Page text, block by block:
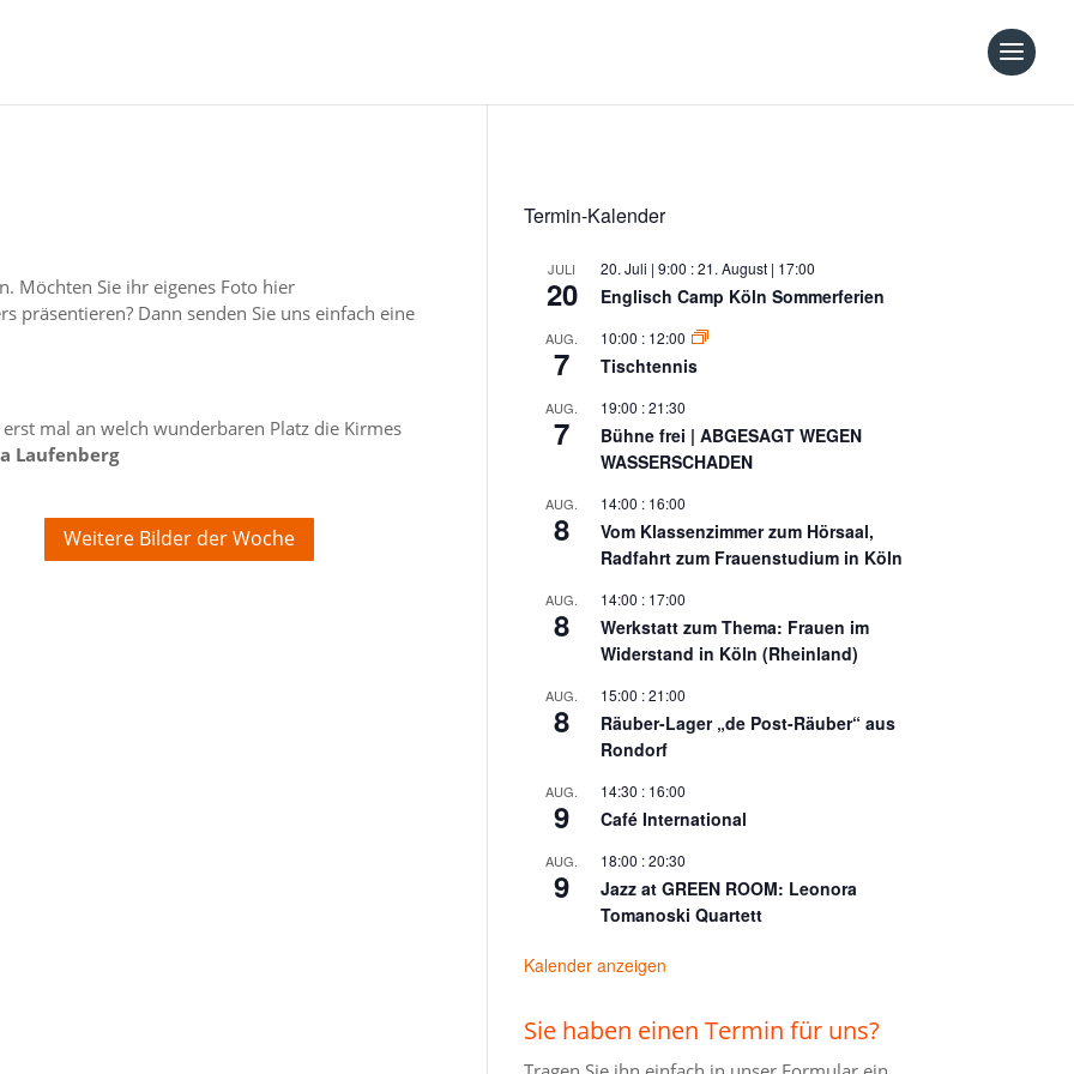
Möchten Sie ihr eigenes Foto hier
präsentieren? Dann senden Sie uns einfach eine
mal an welch wunderbaren Platz die Kirmes
Laufenberg
Weitere Bilder der Woche
Termin-Kalender
JULI
20
20. Juli | 9:00 :21. August | 17:00
Englisch Camp Köln Sommerferien
AUG.
7
10:00 : 12:00
Tischtennis
AUG.
7
19:00 :21:30
Bühne frei | ABGESAGT WEGEN
WASSERSCHADEN
AUG.
8
14:00 : 16:00
Vom Klassenzimmer zum Hörsaal,
Radfahrt zum Frauenstudium in Köln
AUG.
8
14:00 : 17:00
Werkstatt zum Thema: Frauen im
Widerstand in Köln (Rheinland)
AUG.
8
15:00 :21:00
Räuber-Lager „de Post-Räuber“ aus
Rondorf
AUG.
9
14:30 : 16:00
Café International
AUG.
9
18:00 :20:30
Jazz at GREEN ROOM: Leonora
Tomanoski Quartett
Kalender anzeigen
Sie haben einen Termin für uns?